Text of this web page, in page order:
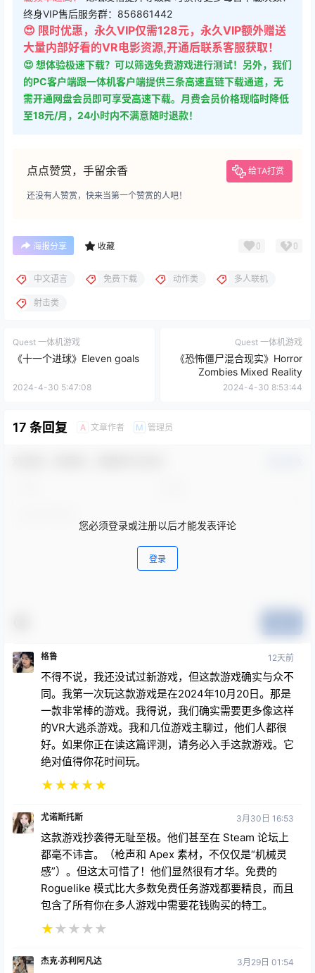
终身VIP售后服务群：856861442
😍 限时优惠，永久VIP仅需128元，永久VIP额外赠送
大量内部好看的VR电影资源,开通后联系客服获取！
😍 想体验极速下载？可以筛选免费游戏进行测试！另外，我们
的PC客户端跟一体机客户端提供三条高速直链下载通道，无
需开通网盘会员即可享受高速下载。月费会员价格现临时降低
至18元/月，24小时内不满意随时退款！
点点赞赏，手留余香 给TA打赏
还没有人赞赏，快来当第一个赞赏的人吧！
海报分享 收藏 0 0
中文语言 免费下载 动作类 多人联机
射击类
Quest 一体机游戏
《十一个进球》Eleven goals
2024-4-30 5:47:08
Quest 一体机游戏
《恐怖僵尸混合现实》Horror
Zombies Mixed Reality
2024-4-30 8:53:44
17 条回复 A 文章作者 M 管理员
您必须登录或注册以后才能发表评论
登录
格鲁 12天前
不得不说，我还没试过新游戏，但这款游戏确实与众不
同。我第一次玩这款游戏是在2024年10月20日。那是
一款非常棒的游戏。我得说，我们确实需要更多像这样
的VR大逃杀游戏。我和几位游戏主聊过，他们人都很
好。如果你正在读这篇评测，请务必入手这款游戏。它
绝对值得你花时间玩。
★★★★★
尤诺斯托斯 3月30日 16:53
这款游戏抄袭得无耻至极。他们甚至在 Steam 论坛上
都毫不讳言。（枪声和 Apex 素材，不仅仅是“机械灵
感”）。但这太可惜了！他们显然很有才华。免费的
Roguelike 模式比大多数免费任务游戏都要精良，而且
包含了所有你在多人游戏中需要花钱购买的特工。
★★ ★ ★ ★
杰克·苏利阿凡达 3月29日 01:54